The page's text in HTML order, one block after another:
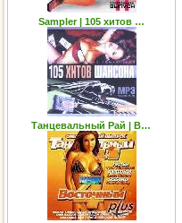
Sampler | 105 хитов …
Танцевальный Рай | В…